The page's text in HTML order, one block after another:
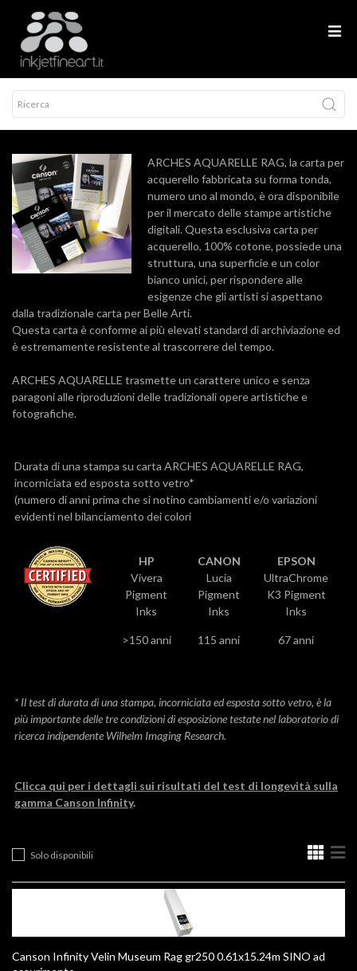
ARCHES AQUARELLE RAG, la carta per
acquerello fabbricata su forma tonda,
numero uno al mondo, è ora disponibile
per il mercato delle stampe artistiche
digitali. Questa esclusiva carta per
acquerello, 100% cotone, possiede una
struttura, una superficie e un color
bianco unici, per rispondere alle
esigenze che gli artisti si aspettano
dalla tradizionale carta per Belle Arti.
Questa carta è conforme ai più elevati standard di archiviazione ed
è estremamente resistente al trascorrere del tempo.
ARCHES AQUARELLE trasmette un carattere unico e senza
paragoni alle riproduzioni delle tradizionali opere artistiche e
fotografiche.
Durata di una stampa su carta ARCHES AQUARELLE RAG,
incorniciata ed esposta sotto vetro*
(numero di anni prima che si notino cambiamenti e/o variazioni
evidenti nel bilanciamento dei colori
HP
Vivera
Pigment
Inks
CANON
Lucia
Pigment
Inks
EPSON
UltraChrome
K3 Pigment
Inks
>150 anni 115 anni 67 anni
* Il test di durata di una stampa, incorniciata ed esposta sotto vetro, è la
più importante delle tre condizioni di esposizione testate nel laboratorio di
ricerca indipendente Wilhelm Imaging Research.
Clicca qui per i dettagli sui risultati del test di longevità sulla
gamma Canson Infinity.
Solo disponibili
Canson Infinity Velin Museum Rag gr250 0.61x15.24m SINO ad